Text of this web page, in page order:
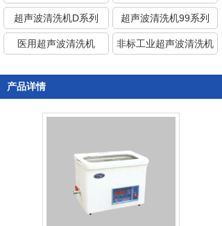
超声波清洗机D系列 超声波清洗机99系列
医用超声波清洗机 非标工业超声波清洗机
代理/维修美国进口超声
波清洗机
产品详情